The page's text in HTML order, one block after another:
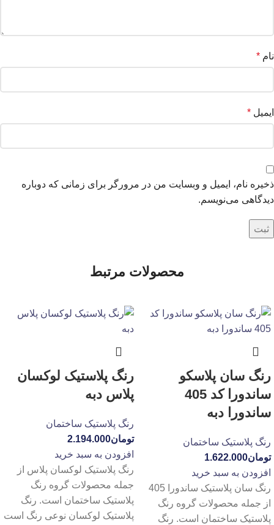
نام *
ایمیل *
ذخیره نام، ایمیل و وبسایت من در مرورگر برای زمانی که دوباره
دیدگاهی می‌نویسم.
محصولات مرتبط
رنگ سان پلاسکو
ساندورا کد 405
ساندورا دبه
رنگ پلاستیک ساختمان
تومان1.622.000
افزودن به سبد خرید
رنگ سان پلاستیک ساندورا 405
از جمله محصولات گروه رنگ
پلاستیک ساختمان است. رنگ
رنگ پلاستیک لوکسان
پلاس دبه
رنگ پلاستیک ساختمان
تومان2.194.000
افزودن به سبد خرید
رنگ پلاستیک لوکسان پلاس از
جمله محصولات گروه رنگ
پلاستیک ساختمان است. رنگ
پلاستیک لوکسان نوعی رنگ است